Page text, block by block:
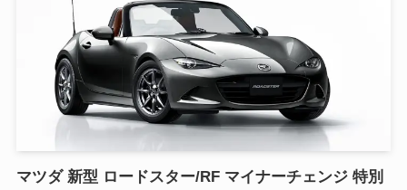
マツダ 新型 ロードスター/RF マイナーチェンジ 特別